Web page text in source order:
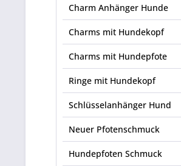
Charm Anhänger Hunde
Charms mit Hundekopf
Charms mit Hundepfote
Ringe mit Hundekopf
Schlüsselanhänger Hund
Neuer Pfotenschmuck
Hundepfoten Schmuck